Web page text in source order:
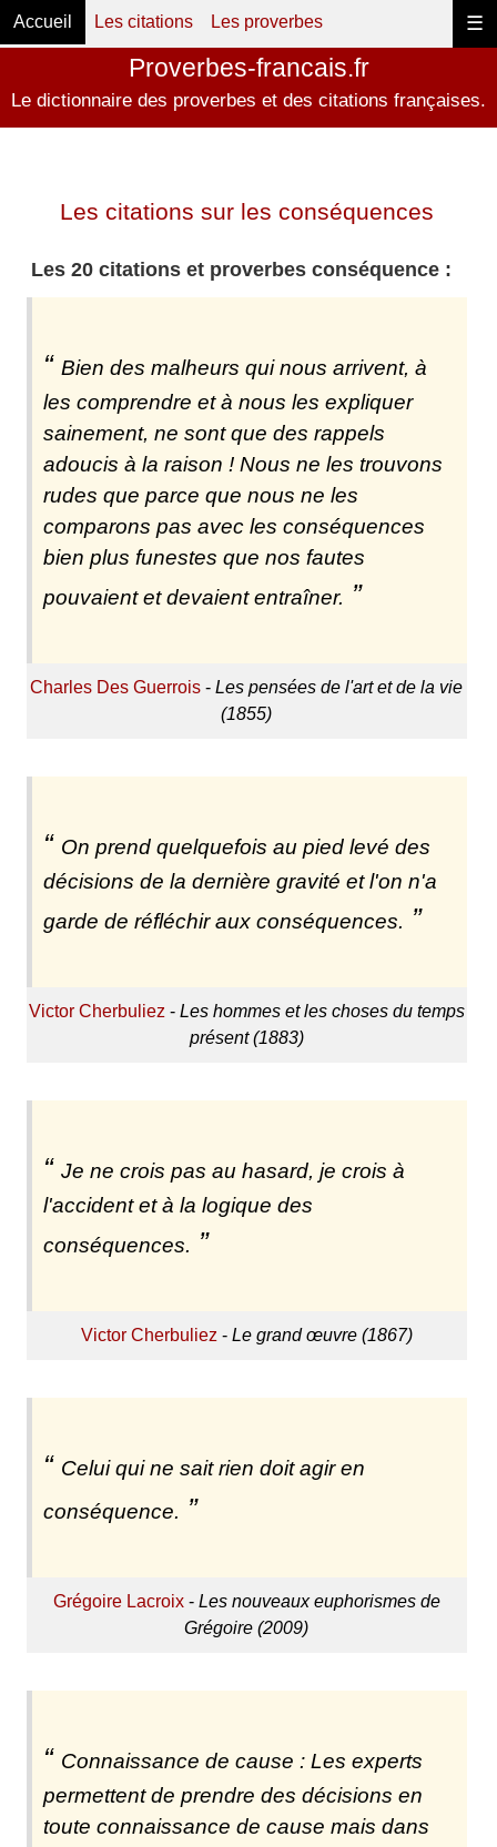
☰
Accueil Les citations Les proverbes
Proverbes-francais.fr
Le dictionnaire des proverbes et des citations françaises.
Les citations sur les conséquences
Les 20 citations et proverbes conséquence :
Bien des malheurs qui nous arrivent, à
les comprendre et à nous les expliquer
sainement, ne sont que des rappels
adoucis à la raison ! Nous ne les trouvons
rudes que parce que nous ne les
comparons pas avec les conséquences
bien plus funestes que nos fautes
pouvaient et devaient entraîner.
Charles Des Guerrois -Les pensées de l'art et de la vie
(1855)
On prend quelquefois au pied levé des
décisions de la dernière gravité et l'on n'a
garde de réfléchir aux conséquences.
Victor Cherbuliez - Les hommes et les choses du temps
présent (1883)
Je ne crois pas au hasard, je crois à
l'accident et à la logique des
conséquences.
Victor Cherbuliez - Le grand œuvre (1867)
Celui qui ne sait rien doit agir en
conséquence.
Grégoire Lacroix- Les nouveaux euphorismes de
Grégoire (2009)
Connaissance de cause : Les experts
permettent de prendre des décisions en
toute connaissance de cause mais dans